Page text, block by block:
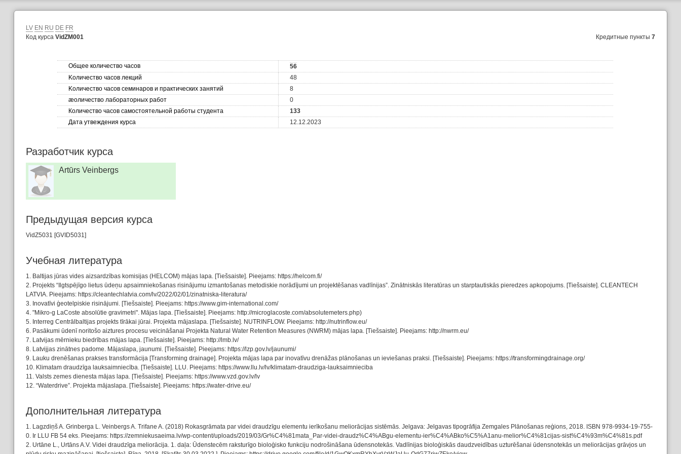
LV EN RU DE FR
Код курса VidZM001 Кредитные пункты7
Общее количество часов
56
Kоличество часов лекций
48
Kоличество часов семинаров и практических занятий
8
æоличество лабораторных работ
0
Количество часов самостоятельной работы студента
133
Дата утвеждения курса
12.12.2023
Разработчик курса
Artūrs Veinbergs
Предыдущая версия курса
VidZ5031 [GVID5031]
Учебная литературa
1. Baltijas jūras vides aizsardzības komisijas (HELCOM) mājas lapa. [Tiešsaiste]. Pieejams: https://helcom.fi/
2. Projekts “Ilgtspējīgo lietus ūdeņu apsaimniekošanas risinājumu izmantošanas metodiskie norādījumi un projektēšanas vadlīnijas”. Zinātniskās literatūras un starptautiskās pieredzes apkopojums. [Tiešsaiste]. CLEANTECH
LATVIA. Pieejams: https://cleantechlatvia.com/lv/2022/02/01/zinatniska-literatura/
3. Inovatīvi ģeotelpiskie risinājumi. [Tiešsaiste]. Pieejams: https://www.gim-international.com/
4. "Mikro-g LaCoste absolūtie gravimetri". Mājas lapa. [Tiešsaiste]. Pieejams: http://microglacoste.com/absolutemeters.php)
5. Interreg Centrālbaltijas projekts tīrākai jūrai. Projekta mājaslapa. [Tiešsaiste]. NUTRINFLOW. Pieejams: http://nutrinflow.eu/
6. Pasākumi ūdenī noritošo aiztures procesu veicināšanai Projekta Natural Water Retention Measures (NWRM) mājas lapa. [Tiešsaiste]. Pieejams: http://nwrm.eu/
7. Latvijas mērnieku biedrības mājas lapa. [Tiešsaiste]. Pieejams: http://lmb.lv/
8. Latvijjas zinātnes padome. Mājaslapa, jaunumi. [Tiešsaiste]. Pieejams: https://lzp.gov.lv/jaunumi/
9. Lauku drenēšanas prakses transformācija [Transforming drainage]. Projekta mājas lapa par inovatīvu drenāžas plānošanas un ieviešanas praksi. [Tiešsaiste]. Pieejams: https://transformingdrainage.org/
10. Klimatam draudzīga lauksaimniecība. [Tiešsaiste]. LLU. Pieejams: https://www.llu.lv/lv/klimatam-draudziga-lauksaimnieciba
11. Valsts zemes dienesta mājas lapa. [Tiešsaiste]. Pieejams: https://www.vzd.gov.lv/lv
12. “Waterdrive”. Projekta mājaslapa. [Tiešsaiste]. Pieejams: https://water-drive.eu/
Дополнительная литература
1. Lagzdiņš A. Grinberga L. Veinbergs A. Trifane A. (2018) Rokasgrāmata par videi draudzīgu elementu ierīkošanu meliorācijas sistēmās. Jelgava: Jelgavas tipogrāfija Zemgales Plānošanas reģions, 2018. ISBN 978-9934-19-755-
0. Ir LLU FB 54 eks. Pieejams: https://zemniekusaeima.lv/wp-content/uploads/2019/03/Gr%C4%81mata_Par-videi-draudz%C4%ABgu-elementu-ier%C4%ABko%C5%A1anu-melior%C4%81cijas-sist%C4%93m%C4%81s.pdf
2. Urtāne L., Urtāns A.V. Videi draudzīga meliorācija. 1. daļa: Ūdenstecēm raksturīgo bioloģisko funkciju nodrošināšana ūdensnotekās. Vadlīnijas bioloģiskās daudzveidības uzturēšanai ūdensnotekās un meliorācijas grāvjos un